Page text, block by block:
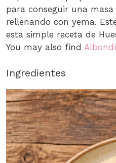
para conseguir una
rellenando con yema.
esta simple receta de
You may also find
Ingredientes